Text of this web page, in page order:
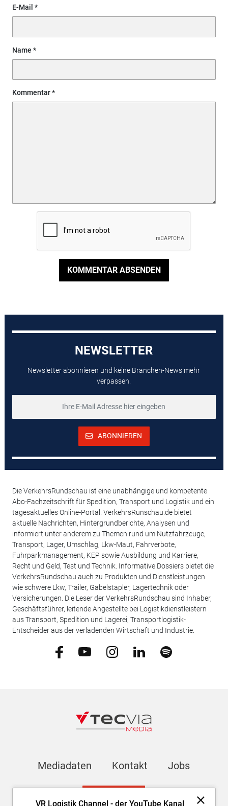
E-Mail
Name
Kommentar
KOMMENTAR ABSENDEN
VR Logistik Channel - der YouTube Kanal
NEWSLETTER
Newsletter abonnieren und keine Branchen-News mehr
verpassen.
ABONNIEREN
Die VerkehrsRundschau ist eine unabhängige und kompetente
Abo-Fachzeitschrift für Spedition, Transport und Logistik und ein
tagesaktuelles Online-Portal. VerkehrsRunschau.de bietet
aktuelle Nachrichten, Hintergrundberichte, Analysen und
informiert unter anderem zu Themen rund um Nutzfahrzeuge,
Transport, Lager, Umschlag, Lkw-Maut, Fahrverbote,
Fuhrparkmanagement, KEP sowie Ausbildung und Karriere,
Recht und Geld, Test und Technik. Informative Dossiers bietet die
VerkehrsRundschau auch zu Produkten und Dienstleistungen
wie schwere Lkw, Trailer, Gabelstapler, Lagertechnik oder
Versicherungen. Die Leser der VerkehrsRundschau sind Inhaber,
Geschäftsführer, leitende Angestellte bei Logistikdienstleistern
aus Transport, Spedition und Lagerei, Transportlogistik-
Entscheider aus der verladenden Wirtschaft und Industrie.
Mediadaten Kontakt Jobs